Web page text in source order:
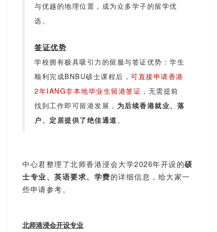
与优越的地理位置，成为众多学子的留学优
选。
签证优势
学校拥有极具吸引力的留服与签证优势：学生
顺利完成BNBU硕士课程后， 可直接申请香港
2年IANG非本地毕业生留港签证 ，无需提前
找到工作即可留港发展， 为后续香港就业、落
户、定居提供了绝佳通道 。
中心君整理了北师香港浸会大学2026年开设的硕
士专业、英语要求、学费的详细信息，给大家一
些申请参考。
北师港浸会开设专业